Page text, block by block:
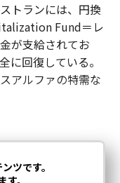
トランには、円換
Fund＝レ
が支給されてお
に回復している。
アルファの特需な